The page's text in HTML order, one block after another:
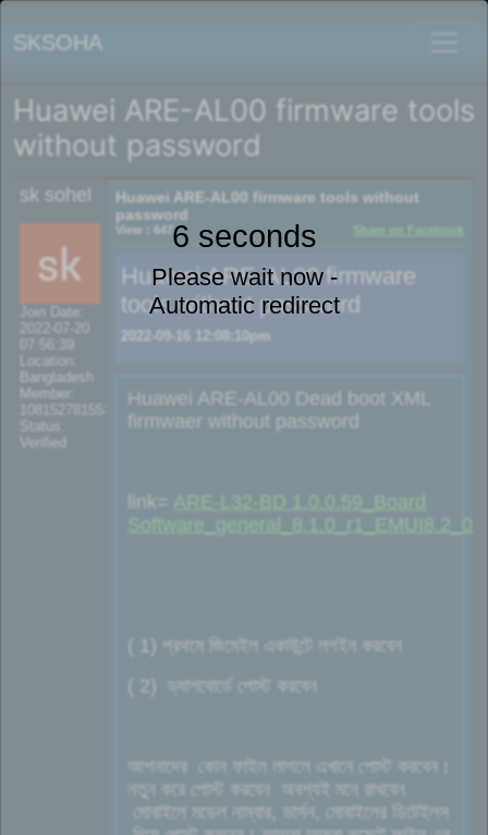
SKSOHA
Huawei ARE-AL00 firmware tools
without password
6 seconds
Please wait now -
Automatic redirect
sk sohel
Join Date:
2022-07-20
07:56:39
Location:
Bangladesh
Member:
108152781553702003801
Status:
Verified
Huawei ARE-AL00 firmware tools without
password
View : 647 Share on Facebook
Huawei ARE-AL00 firmware
tools without password
2022-09-16 12:08:10pm
Huawei ARE-AL00 Dead boot XML
firmwaer without password
link= ARE-L32-BD 1.0.0.59_Board
( 1) প্রথমে জিমেইল একাউন্টে লগইন করবেন
( 2) ড্যাশবোর্ডে পোস্ট করবেন
আপনাদের কোন ফাইল লাগলে এখানে পোস্ট করবেন।
নতুন করে পোস্ট করবেন অবশ্যই মনে রাখবেন
মোবাইলে মডেল নাম্বার, ভার্সন, মোবাইলের ডিটেইলস